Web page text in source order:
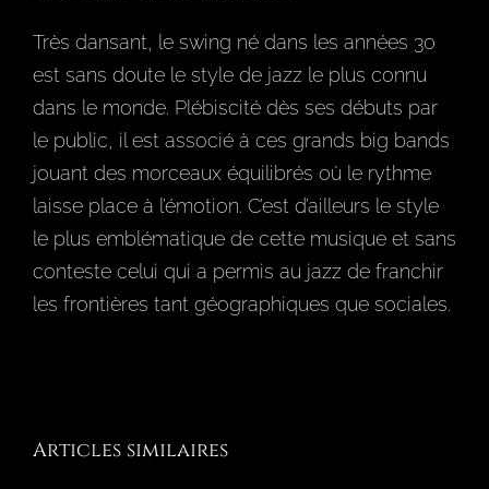
Très dansant, le swing né dans les années 30
est sans doute le style de jazz le plus connu
dans le monde. Plébiscité dès ses débuts par
le public, il est associé à ces grands big bands
jouant des morceaux équilibrés où le rythme
laisse place à l’émotion. C’est d’ailleurs le style
le plus emblématique de cette musique et sans
conteste celui qui a permis au jazz de franchir
les frontières tant géographiques que sociales.
Articles similaires